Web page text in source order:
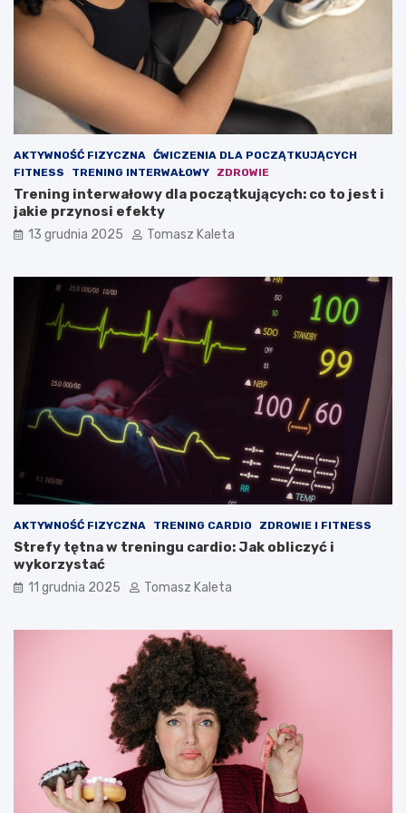
ć
m
m
n
i
o
w
ą
u
i
AKTYWNOŚĆ FIZYCZNA ĆWICZENIA DLA POCZĄTKUJĄCYCH
FITNESS
TRENING INTERWAŁOWY ZDROWIE
Trening interwałowy dla początkujących: co to jest i
jakie przynosi efekty
13 grudnia 2025 Tomasz Kaleta
AKTYWNOŚĆ FIZYCZNA TRENING CARDIO ZDROWIE I FITNESS
Strefy tętna w treningu cardio: Jak obliczyć i
wykorzystać
11 grudnia 2025 Tomasz Kaleta